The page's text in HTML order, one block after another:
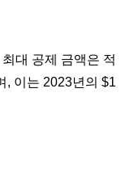
대 공제 금액은 적
, 이는 2023년의 $1